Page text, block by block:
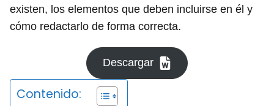
existen, los elementos que deben incluirse en él y
cómo redactarlo de forma correcta.
Descargar
Contenido: